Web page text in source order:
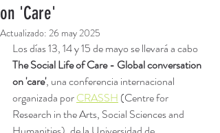
on 'Care'
Actualizado: 26 may 2025
Los días 13, 14 y 15 de mayo se llevará a cabo
The Social Life of Care - Global conversation
on 'care', una conferencia internacional
organizada por CRASSH (Centre for
Research in the Arts, Social Sciences and